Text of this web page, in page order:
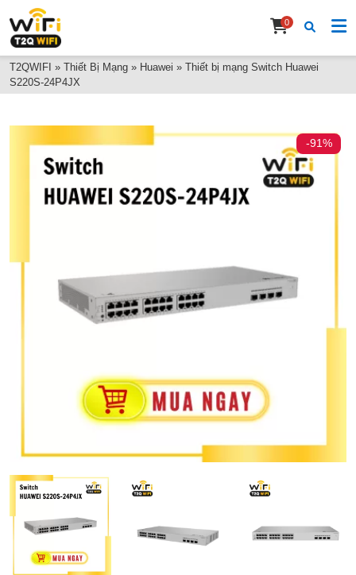
0
T2QWIFI » Thiết Bị Mạng » Huawei » Thiết bị mạng Switch Huawei
S220S-24P4JX
-91%